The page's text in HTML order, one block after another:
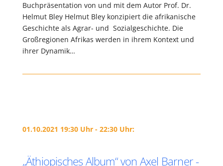
Buchpräsentation von und mit dem Autor Prof. Dr.
Helmut Bley Helmut Bley konzipiert die afrikanische
Geschichte als Agrar- und Sozialgeschichte. Die
Großregionen Afrikas werden in ihrem Kontext und
ihrer Dynamik…
01.10.2021 19:30 Uhr - 22:30 Uhr:
„Äthiopisches Album“ von Axel Barner -